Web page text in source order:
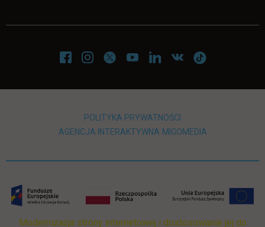
POLITYKA PRYWATNOŚCI
AGENCJA INTERAKTYWNA LINK OTWIERA SIĘ W
MIGOMEDIA
Modernizacja strony internetowej i dostosowanie jej do